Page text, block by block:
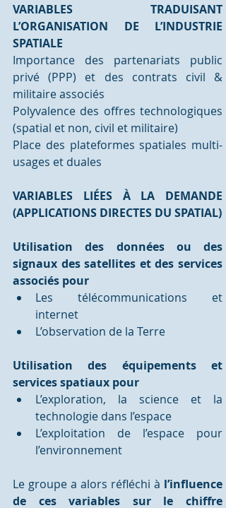
VARIABLES TRADUISANT
L’ORGANISATION DE L’INDUSTRIE
SPATIALE
Importance des partenariats public
privé (PPP) et des contrats civil &
militaire associés
Polyvalence des offres technologiques
(spatial et non, civil et militaire)
Place des plateformes spatiales multi-
usages et duales
VARIABLES LIÉES À LA DEMANDE
(APPLICATIONS DIRECTES DU SPATIAL)
Utilisation des données ou des
signaux des satellites et des services
associés pour
Les télécommunications et
internet
L’observation de la Terre
Utilisation des équipements et
services spatiaux pour
L’exploration, la science et la
technologie dans l’espace
L’exploitation de l’espace pour
l’environnement
Le groupe a alors réfléchi à l’influence
de ces variables sur le chiffre